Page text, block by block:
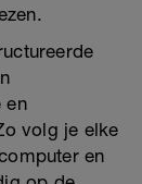
en
volg je elke
en